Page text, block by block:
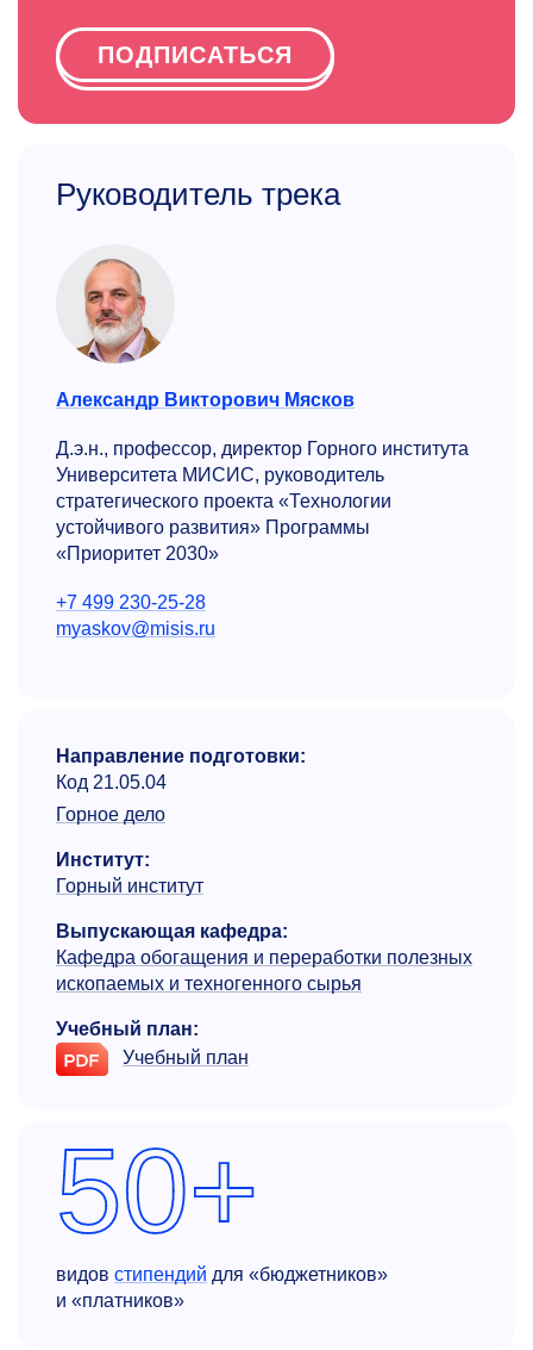
ПОДПИСАТЬСЯ
Руководитель трека
Александр Викторович Мясков
Д.э.н., профессор, директор Горного института
Университета МИСИС, руководитель
стратегического проекта «Технологии
устойчивого развития» Программы
«Приоритет 2030»
+7 499 230-25-28
myaskov@misis.ru
Направление подготовки:
Код 21.05.04
Горное дело
Институт:
Горный институт
Выпускающая кафедра:
Кафедра обогащения и переработки полезных
ископаемых и техногенного сырья
Учебный план:
Учебный план
50+
видов стипендий для «бюджетников»
и «платников»